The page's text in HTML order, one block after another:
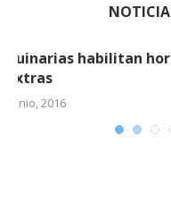
Las fábricas de